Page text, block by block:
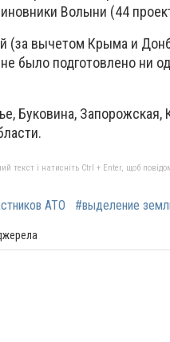
Волыни (44
(за вычетом Крыма и
было подготовлено ни
Буковина, Запорожская,
текст і натисніть Ctrl + Enter, щоб
АТО #выделение